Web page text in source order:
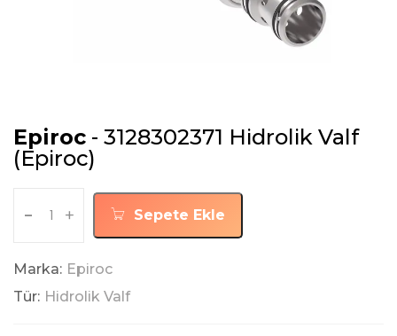
Epiroc - 3128302371 Hidrolik Valf
(Epiroc)
- + Sepete Ekle
Marka: Epiroc
Tür: Hidrolik Valf